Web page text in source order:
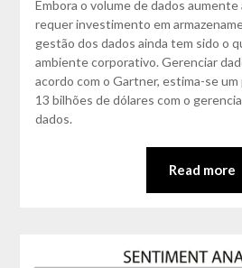
Embora o volume de dados aumente
requer investimento em
gestão dos dados ainda tem sido o
ambiente corporativo. Gerenciar
acordo com o Gartner, estima-se
13 bilhões de dólares com o
dados.
Read more